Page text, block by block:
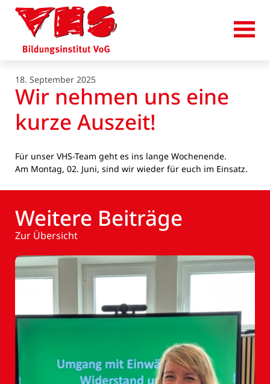
18. September 2025
Wir nehmen uns eine
kurze Auszeit!
Für unser VHS-Team geht es ins lange Wochenende.
Am Montag, 02. Juni, sind wir wieder für euch im Einsatz.
Weitere Beiträge
Zur Übersicht